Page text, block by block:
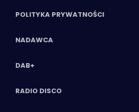
POLITYKA PRYWATNOŚCI
NADAWCA
DAB+
RADIO DISCO